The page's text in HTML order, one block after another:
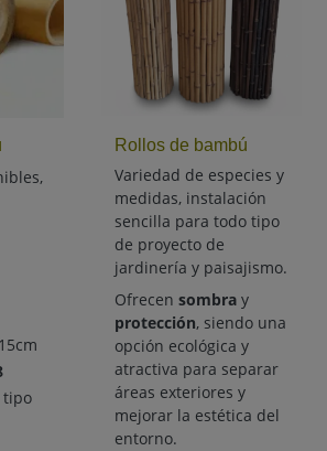
tipo
Rollos de bambú
Variedad de especies y
medidas, instalación
sencilla para todo tipo
de proyecto de
jardinería y paisajismo.
Ofrecen sombra y
protección, siendo una
opción ecológica y
atractiva para separar
áreas exteriores y
mejorar la estética del
entorno.